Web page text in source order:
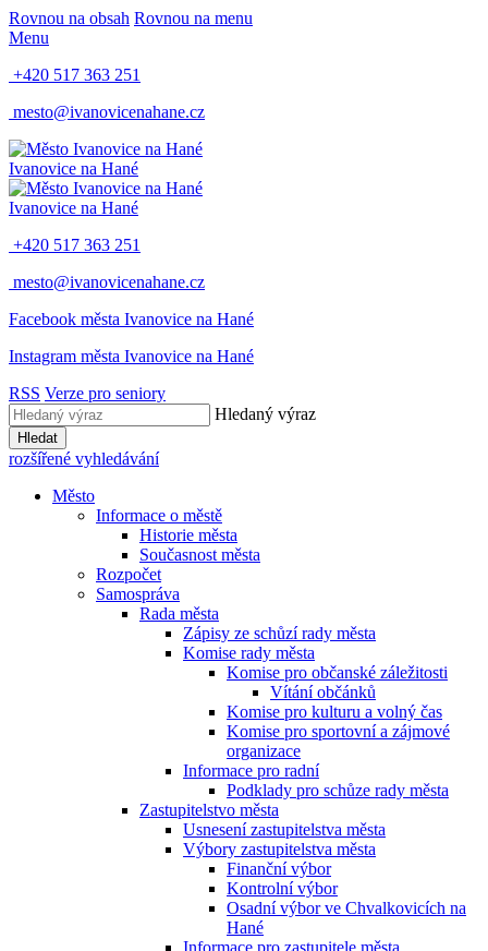
Rovnou na obsah Rovnou na menu
Menu
+420 517 363 251
mesto@ivanovicenahane.cz
Ivanovice na Hané
Ivanovice na Hané
+420 517 363 251
mesto@ivanovicenahane.cz
Facebook města Ivanovice na Hané
Instagram města Ivanovice na Hané
RSS Verze pro seniory
Hledaný výraz
Hledat
rozšířené vyhledávání
Město
Informace o městě
Historie města
Současnost města
Rozpočet
Samospráva
Rada města
Zápisy ze schůzí rady města
Komise rady města
Komise pro občanské záležitosti
Vítání občánků
Komise pro kulturu a volný čas
Komise pro sportovní a zájmové
organizace
Informace pro radní
Podklady pro schůze rady města
Zastupitelstvo města
Usnesení zastupitelstva města
Výbory zastupitelstva města
Finanční výbor
Kontrolní výbor
Osadní výbor ve Chvalkovicích na
Hané
Informace pro zastupitele města